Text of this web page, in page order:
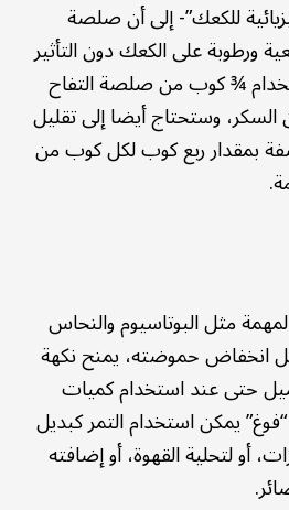
للكعك”- إلى أن صلصة
ورطوبة على الكعك دون التأثير
¾ كوب من صلصة التفاح
وستحتاج أيضا إلى تقليل
بمقدار ربع كوب لكل كوب من
مثل البوتاسيوم والنحاس
انخفاض حموضته، يمنح نكهة
حتى عند استخدام كميات
يمكن استخدام التمر كبديل
أو لتحلية القهوة، أو إضافته